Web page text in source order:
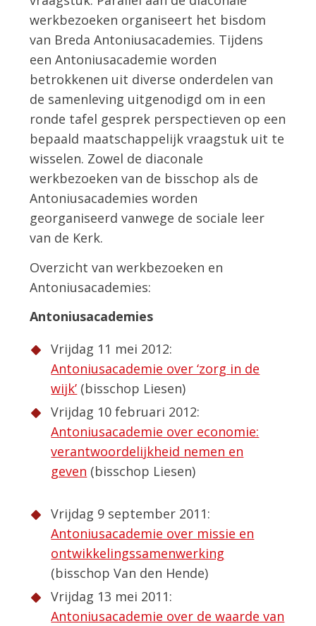
werkbezoeken organiseert het bisdom
van Breda Antoniusacademies. Tijdens
een Antoniusacademie worden
betrokkenen uit diverse onderdelen van
de samenleving uitgenodigd om in een
ronde tafel gesprek perspectieven op een
bepaald maatschappelijk vraagstuk uit te
wisselen. Zowel de diaconale
werkbezoeken van de bisschop als de
Antoniusacademies worden
georganiseerd vanwege de sociale leer
van de Kerk.
Overzicht van werkbezoeken en
Antoniusacademies:
Antoniusacademies
Vrijdag 11 mei 2012:
Antoniusacademie over ‘zorg in de
wijk’ (bisschop Liesen)
Vrijdag 10 februari 2012:
Antoniusacademie over economie:
verantwoordelijkheid nemen en
geven (bisschop Liesen)
Vrijdag 9 september 2011:
Antoniusacademie over missie en
ontwikkelingssamenwerking
(bisschop Van den Hende)
Vrijdag 13 mei 2011:
Antoniusacademie over de waarde van